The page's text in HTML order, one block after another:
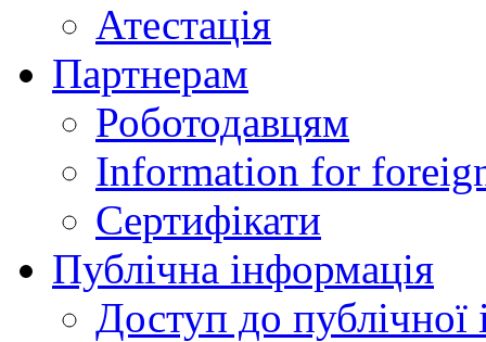
Атестація
Партнерам
Роботодавцям
Information for
Сертифікати
Публічна інформація
Доступ до публічної